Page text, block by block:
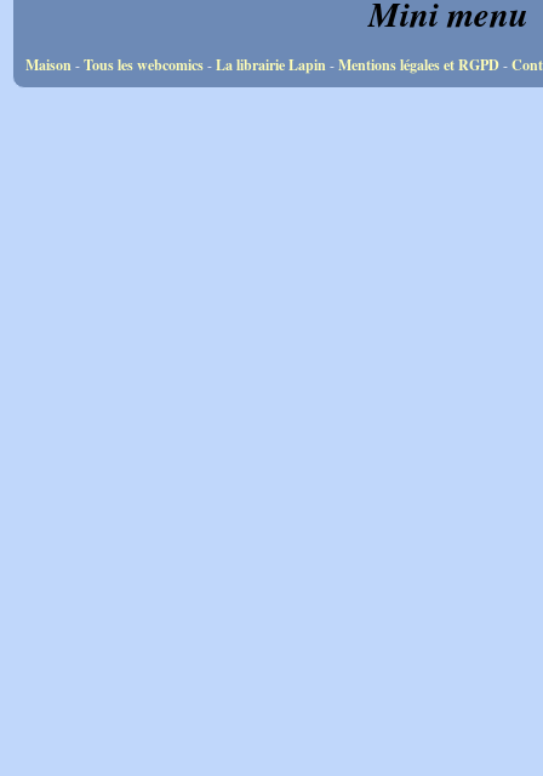
Mini menu
Maison-Tous les webcomics-La librairie Lapin-Mentions légales et RGPD-